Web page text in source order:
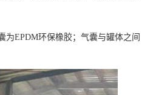
EPDM环保橡胶；气囊与罐体之间